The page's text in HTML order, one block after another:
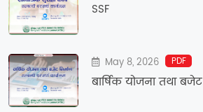
SSF
May 8, 2026 PDF
बार्षिक याेजना तथा बजेट